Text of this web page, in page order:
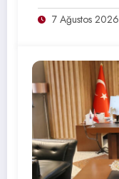
7 Ağustos 2026